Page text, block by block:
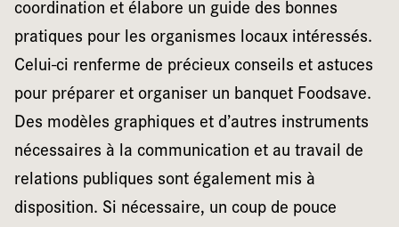
coordination et élabore un guide des bonnes
pratiques pour les organismes locaux intéressés.
Celui-ci renferme de précieux conseils et astuces
pour préparer et organiser un banquet Foodsave.
Des modèles graphiques et d’autres instruments
nécessaires à la communication et au travail de
relations publiques sont également mis à
disposition. Si nécessaire, un coup de pouce